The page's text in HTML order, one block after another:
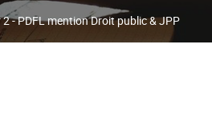
- PDFL mention Droit public & JPP